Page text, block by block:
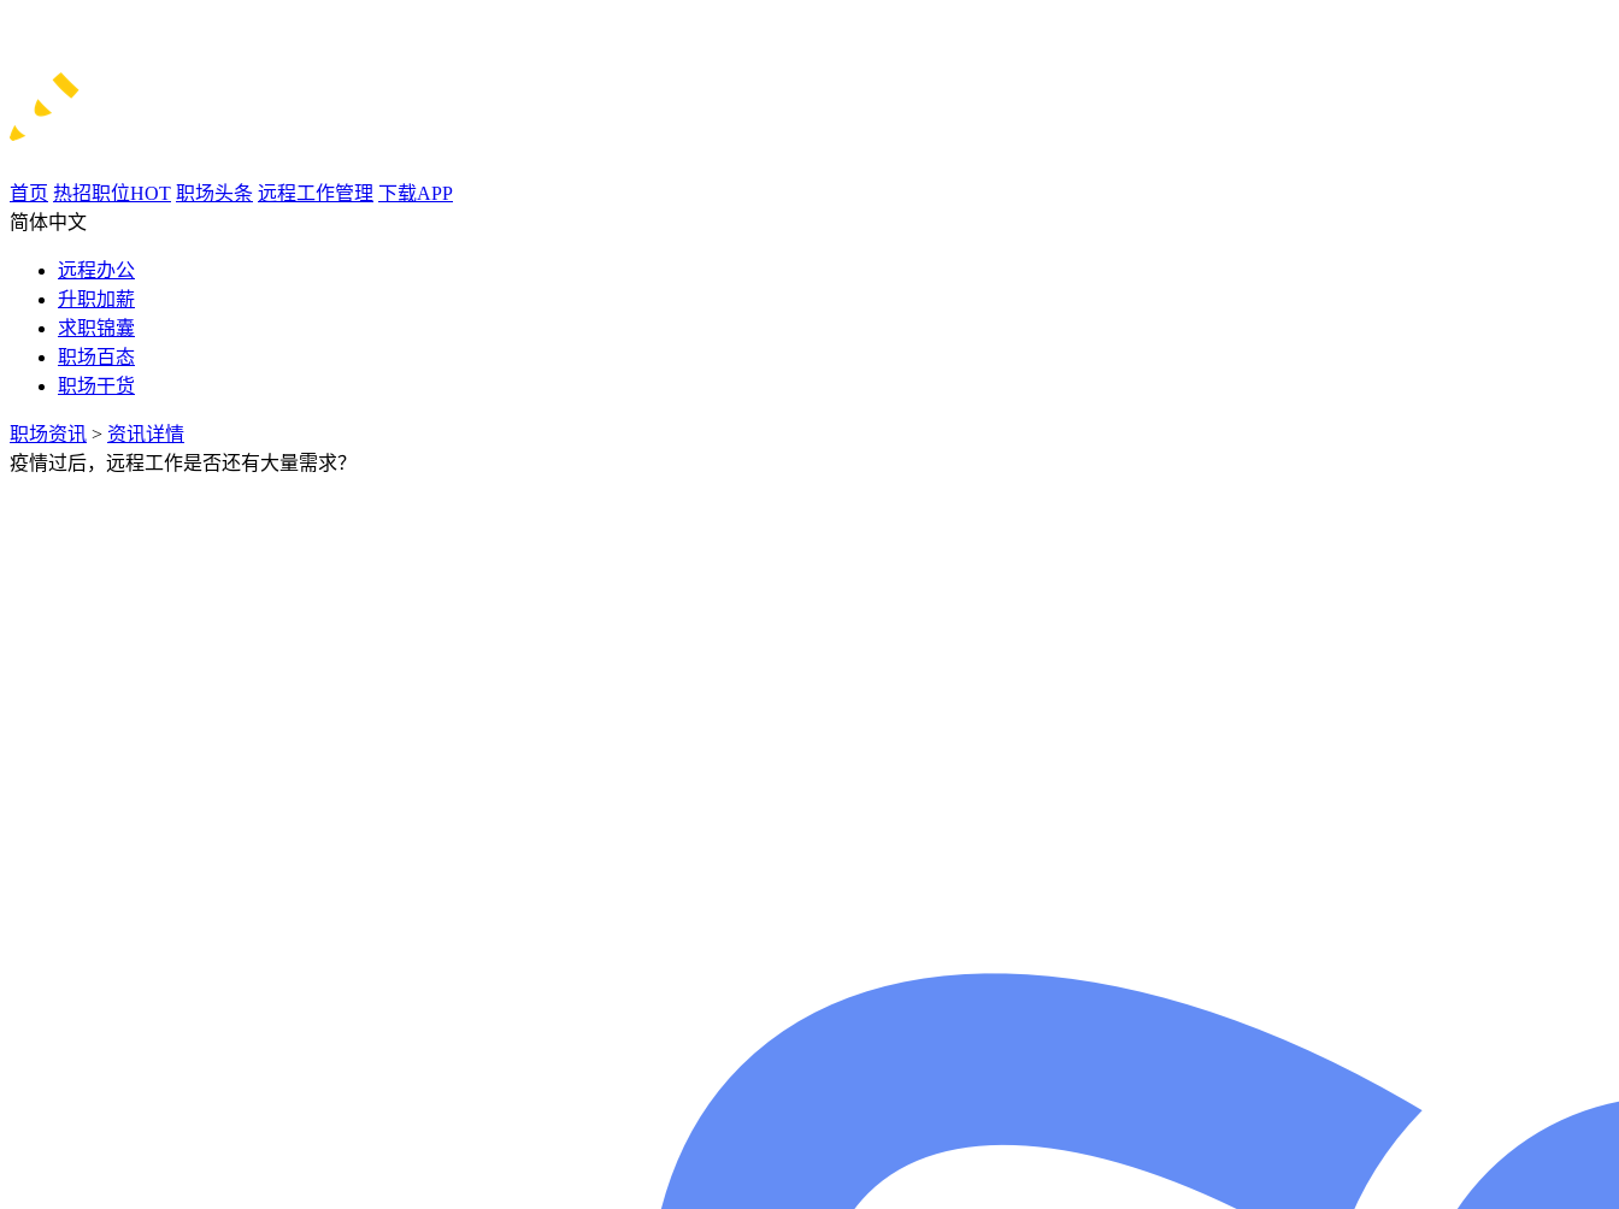
首页 热招职位HOT 职场头条 远程工作管理 下载APP
简体中文
远程办公
升职加薪
求职锦囊
职场百态
职场干货
职场资讯 > 资讯详情
疫情过后，远程工作是否还有大量需求？